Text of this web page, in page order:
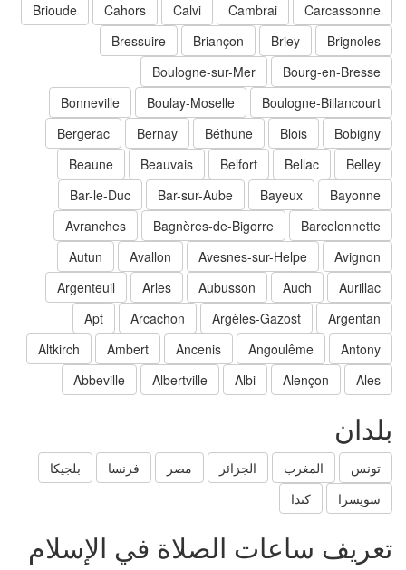
Carcassonne
Cambrai
Calvi
Cahors
Brioude
Brignoles
Briey
Briançon
Bressuire
Bourg-en-Bresse
Boulogne-sur-Mer
Boulogne-Billancourt
Boulay-Moselle
Bonneville
Bobigny
Blois
Béthune
Bernay
Bergerac
Belley
Bellac
Belfort
Beauvais
Beaune
Bayonne
Bayeux
Bar-sur-Aube
Bar-le-Duc
Barcelonnette
Bagnères-de-Bigorre
Avranches
Avignon
Avesnes-sur-Helpe
Avallon
Autun
Aurillac
Auch
Aubusson
Arles
Argenteuil
Argentan
Argèles-Gazost
Arcachon
Antony
Angoulême
Ancenis
Ambert
Altkirch
Ales
Alençon
Albertville
Abbeville
تونس المغرب الجزائر مصر فرنسا
بلجيكا
سويسرا
ساعات الصلاة في الإسلام